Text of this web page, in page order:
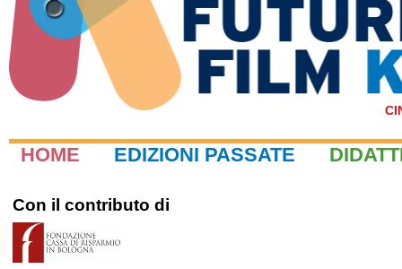
HOME EDIZIONI PASSATE
Con il contributo di